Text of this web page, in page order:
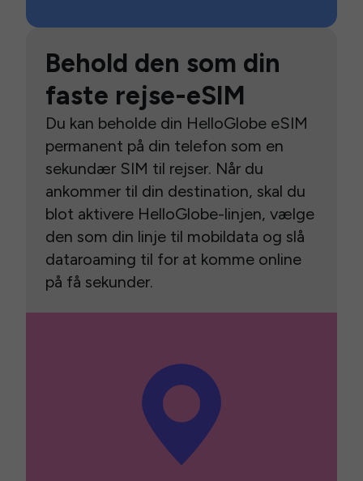
Behold den som din
faste rejse-eSIM
Du kan beholde din HelloGlobe eSIM
permanent på din telefon som en
sekundær SIM til rejser. Når du
ankommer til din destination, skal du
blot aktivere HelloGlobe-linjen, vælge
den som din linje til mobildata og slå
dataroaming til for at komme online
på få sekunder.